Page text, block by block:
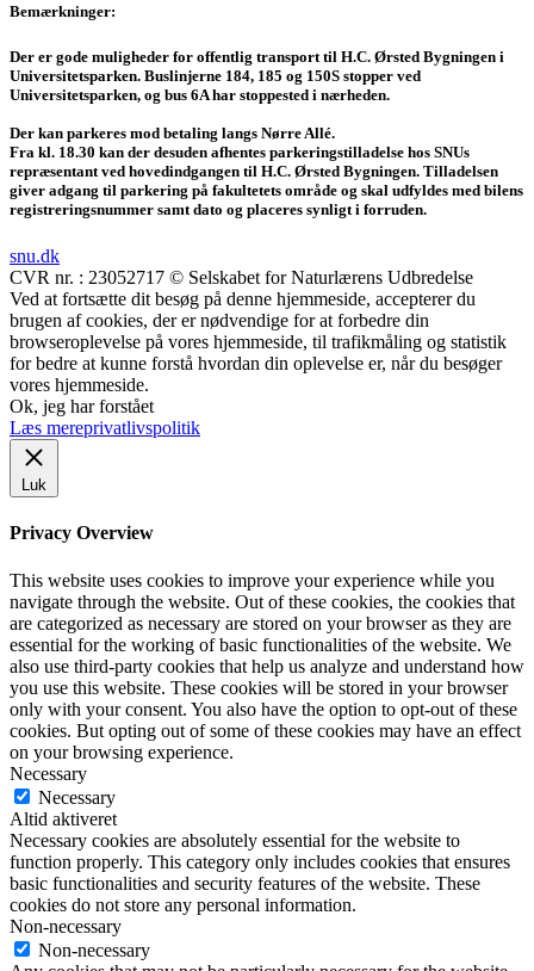
Bemærkninger:
Der er gode muligheder for offentlig transport til H.C. Ørsted Bygningen i
Universitetsparken. Buslinjerne 184, 185 og 150S stopper ved
Universitetsparken, og bus 6A har stoppested i nærheden.
Der kan parkeres mod betaling langs Nørre Allé.
Fra kl. 18.30 kan der desuden afhentes parkeringstilladelse hos SNUs
repræsentant ved hovedindgangen til H.C. Ørsted Bygningen. Tilladelsen
giver adgang til parkering på fakultetets område og skal udfyldes med bilens
registreringsnummer samt dato og placeres synligt i forruden.
snu.dk
CVR nr. : 23052717 © Selskabet for Naturlærens Udbredelse
Ved at fortsætte dit besøg på denne hjemmeside, accepterer du
brugen af cookies, der er nødvendige for at forbedre din
browseroplevelse på vores hjemmeside, til trafikmåling og statistik
for bedre at kunne forstå hvordan din oplevelse er, når du besøger
vores hjemmeside.
Ok, jeg har forstået
Læs mereprivatlivspolitik
Luk
Privacy Overview
This website uses cookies to improve your experience while you
navigate through the website. Out of these cookies, the cookies that
are categorized as necessary are stored on your browser as they are
essential for the working of basic functionalities of the website. We
also use third-party cookies that help us analyze and understand how
you use this website. These cookies will be stored in your browser
only with your consent. You also have the option to opt-out of these
cookies. But opting out of some of these cookies may have an effect
on your browsing experience.
Necessary
Necessary
Altid aktiveret
Necessary cookies are absolutely essential for the website to
function properly. This category only includes cookies that ensures
basic functionalities and security features of the website. These
cookies do not store any personal information.
Non-necessary
Non-necessary